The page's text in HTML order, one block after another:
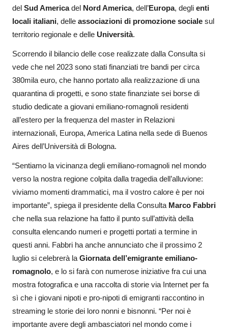
del Sud Americadel Nord America, dell’Europa, degli enti
locali italiani, delle associazioni di promozione sociale sul
territorio regionale e delle Università.
Scorrendo il bilancio delle cose realizzate dalla Consulta si
vede che nel 2023 sono stati finanziati tre bandi per circa
380mila euro, che hanno portato alla realizzazione di una
quarantina di progetti, e sono state finanziate sei borse di
studio dedicate a giovani emiliano-romagnoli residenti
all’estero per la frequenza del master in Relazioni
internazionali, Europa, America Latina nella sede di Buenos
Aires dell’Università di Bologna.
“Sentiamo la vicinanza degli emiliano-romagnoli nel mondo
verso la nostra regione colpita dalla tragedia dell’alluvione:
viviamo momenti drammatici, ma il vostro calore è per noi
importante”, spiega il presidente della Consulta Marco Fabbri
che nella sua relazione ha fatto il punto sull’attività della
consulta elencando numeri e progetti portati a termine in
questi anni. Fabbri ha anche annunciato che il prossimo 2
luglio si celebrerà la Giornata dell’emigrante emiliano-
romagnolo, e lo si farà con numerose iniziative fra cui una
mostra fotografica e una raccolta di storie via Internet per fa
sì che i giovani nipoti e pro-nipoti di emigranti raccontino in
streaming le storie dei loro nonni e bisnonni. “Per noi è
importante avere degli ambasciatori nel mondo come i